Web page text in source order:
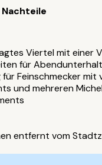
Viertel mit einer
für
Feinschmecker mit
und mehreren
entfernt vom